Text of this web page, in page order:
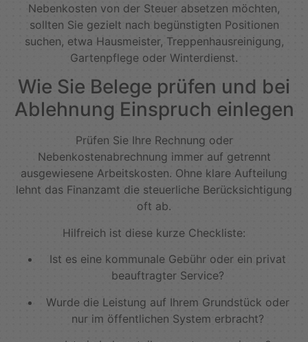
Nebenkosten von der Steuer absetzen möchten,
sollten Sie gezielt nach begünstigten Positionen
suchen, etwa Hausmeister, Treppenhausreinigung,
Gartenpflege oder Winterdienst.
Wie Sie Belege prüfen und bei
Ablehnung Einspruch einlegen
Prüfen Sie Ihre Rechnung oder
Nebenkostenabrechnung immer auf getrennt
ausgewiesene Arbeitskosten. Ohne klare Aufteilung
lehnt das Finanzamt die steuerliche Berücksichtigung
oft ab.
Hilfreich ist diese kurze Checkliste:
Ist es eine kommunale Gebühr oder ein privat
beauftragter Service?
Wurde die Leistung auf Ihrem Grundstück oder
nur im öffentlichen System erbracht?